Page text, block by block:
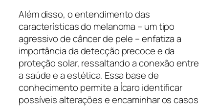
Além disso, o entendimento das
características do melanoma – um tipo
agressivo de câncer de pele – enfatiza a
importância da detecção precoce e da
proteção solar, ressaltando a conexão entre
a saúde e a estética. Essa base de
conhecimento permite a Ícaro identificar
possíveis alterações e encaminhar os casos